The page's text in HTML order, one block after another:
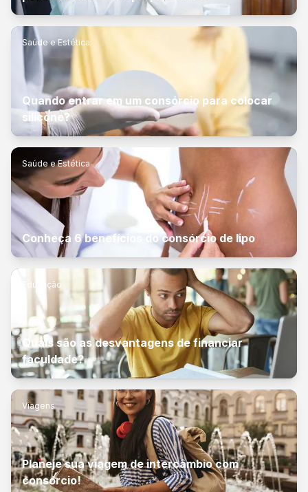
Saúde e Estética
Quando entrar em um consórcio para colocar
silicone?
Saúde e Estética
Conheça 6 benefícios do consórcio de lipo
Educação
Quais são as desvantagens de financiar
faculdade?
Viagens
Planeje sua viagem de intercâmbio com
consórcio!